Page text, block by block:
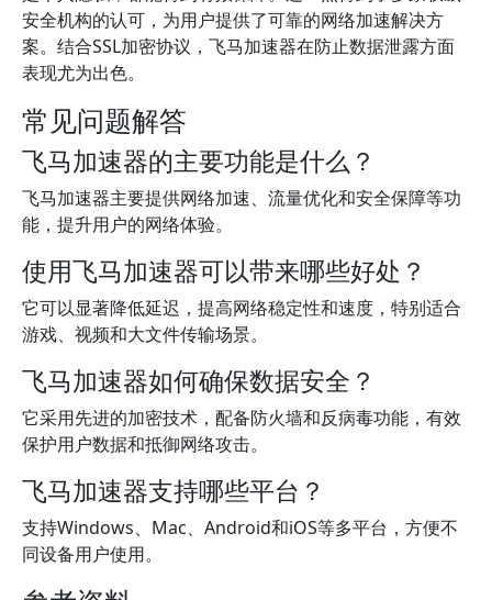
安全机构的认可，为用户提供了可靠的网络加速解决方
案。结合SSL加密协议，飞马加速器在防止数据泄露方面
表现尤为出色。
常见问题解答
飞马加速器的主要功能是什么？
飞马加速器主要提供网络加速、流量优化和安全保障等功
能，提升用户的网络体验。
使用飞马加速器可以带来哪些好处？
它可以显著降低延迟，提高网络稳定性和速度，特别适合
游戏、视频和大文件传输场景。
飞马加速器如何确保数据安全？
它采用先进的加密技术，配备防火墙和反病毒功能，有效
保护用户数据和抵御网络攻击。
飞马加速器支持哪些平台？
支持Windows、Mac、Android和iOS等多平台，方便不
同设备用户使用。